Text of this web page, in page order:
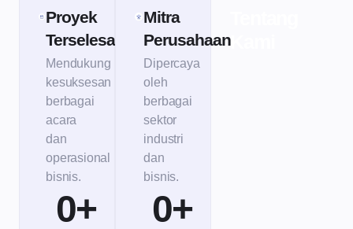
Proyek
Terselesaikan
Mendukung
kesuksesan
berbagai
acara
dan
operasional
bisnis.
0+
Mitra
Perusahaan
Dipercaya
oleh
berbagai
sektor
industri
dan
bisnis.
0+
Kami